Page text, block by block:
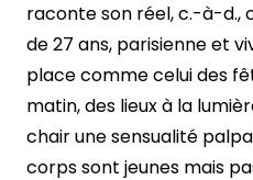
raconte son réel, c.-à-d.,
de 27 ans, parisienne et
place comme celui des
matin, des lieux à la
chair une sensualité
corps sont jeunes mais